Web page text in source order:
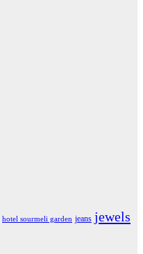
hotel sourmeli garden jeans jewels